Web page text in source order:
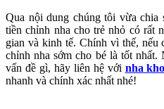
Qua nội dung chúng tôi vừa chia
tiền chỉnh nha cho trẻ nhỏ có rất
gian và kinh tế. Chính vì thế, nếu
chỉnh nha sớm cho bé là tốt nhất.
vấn đề gì, hãy liên hệ với nha
nhanh và chính xác nhất nhé!